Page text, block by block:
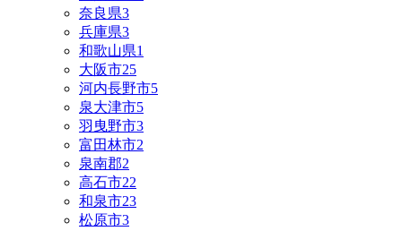
奈良県3
兵庫県3
和歌山県1
大阪市25
河内長野市5
泉大津市5
羽曳野市3
富田林市2
泉南郡2
高石市22
和泉市23
松原市3